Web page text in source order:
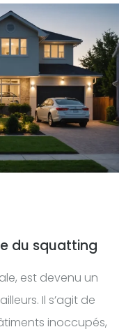
du squatting
est devenu un
Il s’agit de
inoccupés,